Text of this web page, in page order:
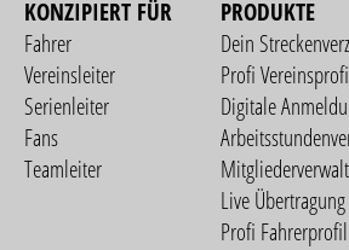
KONZIPIERT FÜR
Fahrer
Vereinsleiter
Serienleiter
Fans
Teamleiter
PRODUKTE
Dein
Profi
Digitale
Live Übertragung
Profi Fahrerprofil